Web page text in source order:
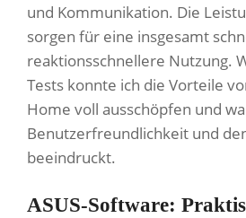
und Kommunikation. Die
sorgen für eine insgesamt
reaktionsschnellere Nutzung.
Tests konnte ich die Vorteile
Home voll ausschöpfen und
Benutzerfreundlichkeit und
beeindruckt.
ASUS-Software: